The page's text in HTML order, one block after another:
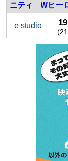
ニティ Wヒー
e studio